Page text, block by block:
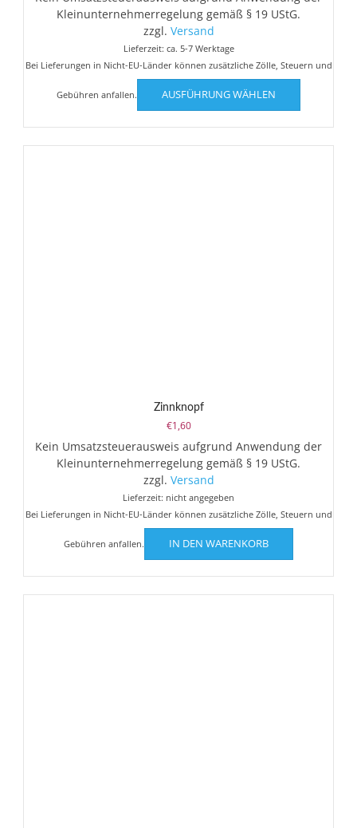
bis
€130,00
Kleinunternehmerregelung gemäß § 19 UStG.
zzgl. Versand
Lieferzeit: ca. 5-7 Werktage
Bei Lieferungen in Nicht-EU-Länder können zusätzliche Zölle, Steuern und
Gebühren anfallen. AUSFÜHRUNG WÄHLEN
Dieses
weist
mehrere
Varianten
Zinnknopf
€1,60
Kein Umsatzsteuerausweis aufgrund Anwendung der
Kleinunternehmerregelung gemäß § 19 UStG.
zzgl. Versand
Lieferzeit: nicht angegeben
Bei Lieferungen in Nicht-EU-Länder können zusätzliche Zölle, Steuern und
Gebühren anfallen. IN DEN WARENKORB